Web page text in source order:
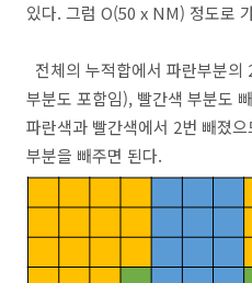
있다. 그럼 O(50 x NM) 정도로
전체의 누적합에서 파란부분
부분도 포함임), 빨간색 부분도
파란색과 빨간색에서 2번 빼졌
부분을 빼주면 된다.